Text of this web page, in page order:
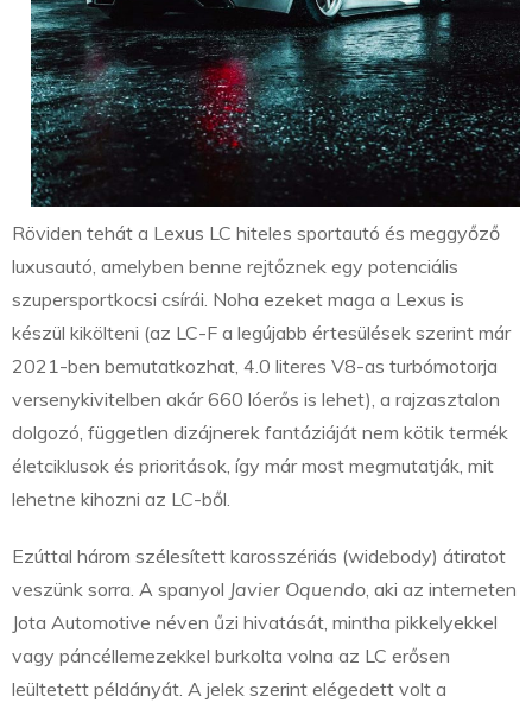
Röviden tehát a Lexus LC hiteles sportautó és meggyőző
luxusautó, amelyben benne rejtőznek egy potenciális
szupersportkocsi csírái. Noha ezeket maga a Lexus is
készül kikölteni (az LC-F a legújabb értesülések szerint már
2021-ben bemutatkozhat, 4.0 literes V8-as turbómotorja
versenykivitelben akár 660 lóerős is lehet), a rajzasztalon
dolgozó, független dizájnerek fantáziáját nem kötik termék
életciklusok és prioritások, így már most megmutatják, mit
lehetne kihozni az LC-ből.
Ezúttal három szélesített karosszériás (widebody) átiratot
veszünk sorra. A spanyol Javier Oquendo, aki az interneten
Jota Automotive néven űzi hivatását, mintha pikkelyekkel
vagy páncéllemezekkel burkolta volna az LC erősen
leültetett példányát. A jelek szerint elégedett volt a